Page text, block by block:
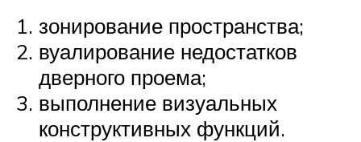
зонирование пространства;
вуалирование недостатков
дверного проема;
выполнение визуальных
конструктивных функций.